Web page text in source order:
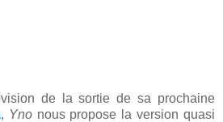
de la sortie de sa prochaine
, Yno nous propose la version quasi